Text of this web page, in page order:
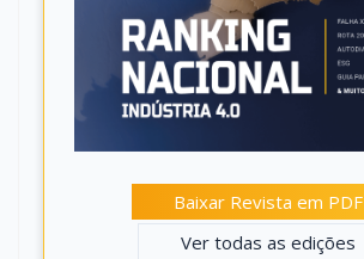
Baixar Revista em PDF
Ver todas as edições